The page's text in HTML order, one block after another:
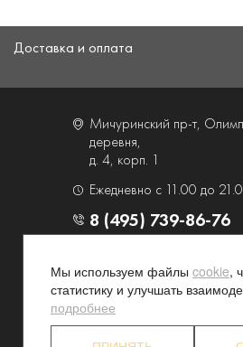
Доставка и оплата
Мичуринский пр-т,
деревня,
д. 4, корп. 1
Ежедневно с 11.00 до
8 (495) 739-86-76
Услуги
Контакты и схема проезда
Наши
Программа лояльности
Мы используем файлы cookie,
статистику и улучшать
подробнее